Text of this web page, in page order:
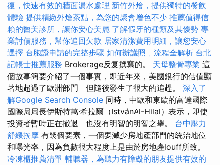
復，快速有效的牆面漏水處理 新竹外燴，提供獨特的餐飲
體驗 提供精緻外燴茶點，為您的聚會增色不少 推薦值得信
賴的醫美診所，讓你安心美麗 了解假牙的種類及其優勢 專
業討債服務，幫你追回欠款 居家清潔費用明細，讓您安心
選擇 台胞證申請的完整步驟 如何辦護照，流程全解析 台北
記帳士推薦服務 Brokerage反复撰寫的。 天母整骨專業 這
個故事簡要介紹了一個事實，即近年來，美國銀行的估值顯
著地超過了歐洲部門，但隨後發生了很大的追趕。 深入了
解Google Search Console 同時，中歐和東歐的富達國際
國際局局長伊斯特萬·希拉爾（IstvánAl-Hilal）表示，即使
投資者暫時正在撤退，也沒有明智的明智之舉。 台中壓力
舒緩按摩 有幾個要素，一個要減少房地產部門的統治地位
和曝光率，因為負數很大程度上是由於房地產louff所致。
冷凍櫃推薦清單 輔聽器，為聽力有障礙的朋友提供有效的